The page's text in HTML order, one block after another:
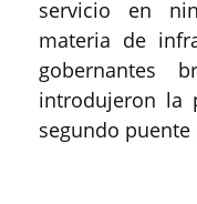
servicio en
materia de
gobernantes
introdujeron la
segundo